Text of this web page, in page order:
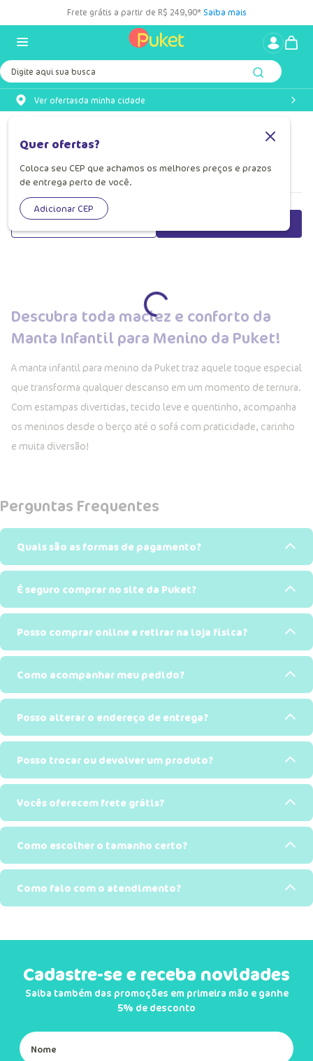
Frete grátis a partir de R$ 249,90* Saiba mais
Digite aqui sua busca
Ver ofertasda minha cidade
Quer ofertas?
Coloca seu CEP que achamos os melhores preços e prazos
de entrega perto de você.
Adicionar CEP
Manta Infantil Para Menino
Com a manta infantil para menino da Puket, cada momento
de descanso ganha mais cor, conforto e muita diversão!
Mais Recentes
Descubra toda maciez e conforto da
Manta Infantil para Menino da Puket!
A manta infantil para menino da Puket traz aquele toque especial
que transforma qualquer descanso em um momento de ternura.
Com estampas divertidas, tecido leve e quentinho, acompanha
os meninos desde o berço até o sofá com praticidade, carinho
e muita diversão!
Perguntas Frequentes
Quais são as formas de pagamento?
É seguro comprar no site da Puket?
Posso comprar online e retirar na loja física?
Como acompanhar meu pedido?
Posso alterar o endereço de entrega?
Posso trocar ou devolver um produto?
Vocês oferecem frete grátis?
Como escolher o tamanho certo?
Como falo com o atendimento?
Cadastre-se e receba novidades
Saiba também das promoções em primeira mão e ganhe
5% de desconto